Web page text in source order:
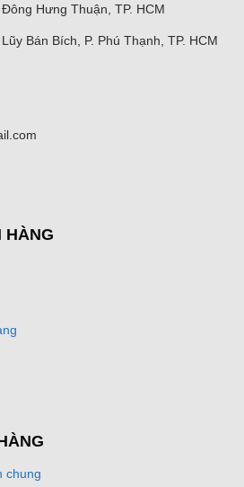
Hưng Thuận, TP. HCM
Bán Bích, P. Phú Thạnh, TP. HCM
HÀNG
chung